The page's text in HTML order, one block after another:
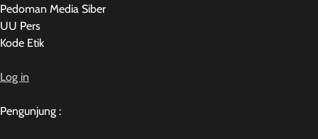
Pedoman Media Siber
UU Pers
Kode Etik
Log in
Pengunjung :